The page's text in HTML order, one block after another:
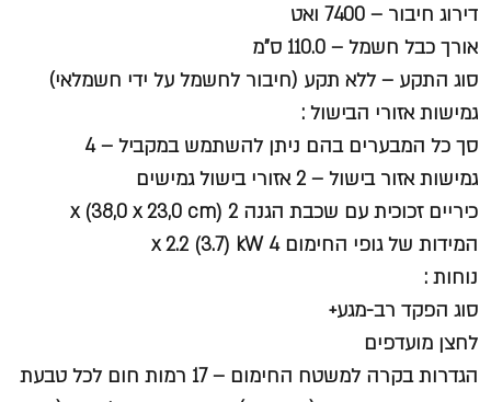
דירוג חיבור – 7400 ואט
אורך כבל חשמל – 110.0 ס"מ
סוג התקע – ללא תקע (חיבור לחשמל על ידי חשמלאי)
גמישות אזורי הבישול :
סך כל המבערים בהם ניתן להשתמש במקביל – 4
גמישות אזור בישול – 2 אזורי בישול גמישים
כיריים זכוכית עם שכבת הגנה 2 x (38,0 x 23,0 cm)
המידות של גופי החימום 4 x 2.2 (3.7) kW
נוחות :
סוג הפקד רב-מגע+
לחצן מועדפים
הגדרות בקרה למשטח החימום – 17 רמות חום לכל טבעת